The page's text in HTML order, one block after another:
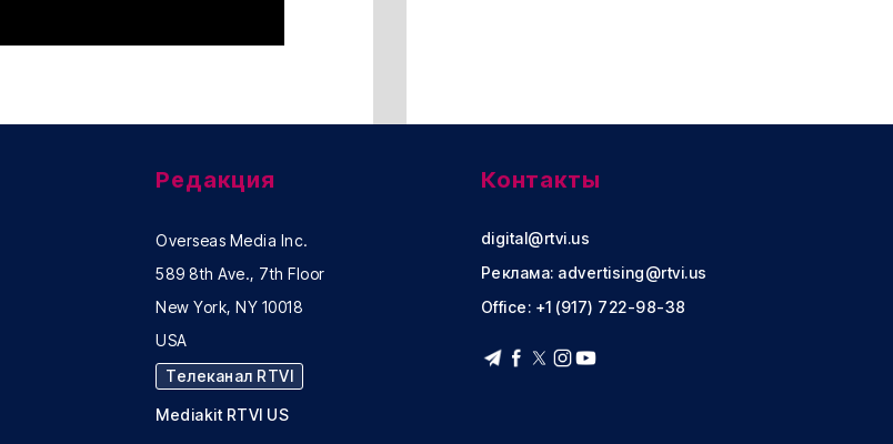
Редакция
Overseas Media Inc.
589 8th Ave., 7th Floor
New York, NY 10018
USA
Телеканал RTVI
Mediakit RTVI US
Контакты
digital@rtvi.us
Реклама: advertising@rtvi.us
Office: +1 (917) 722-98-38